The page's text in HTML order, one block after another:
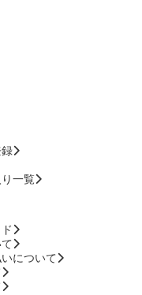
一覧
について